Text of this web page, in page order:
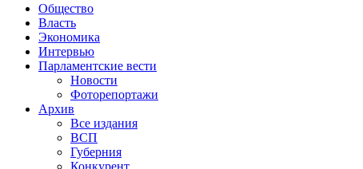
Общество
Власть
Экономика
Интервью
Парламентские вести
Новости
Фоторепортажи
Архив
Все издания
ВСП
Губерния
Конкурент